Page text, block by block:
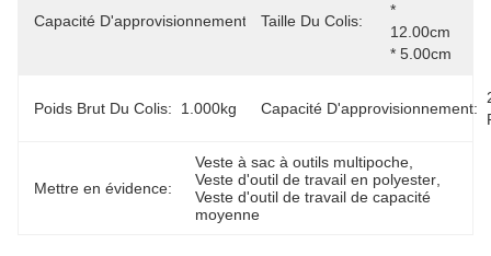
Capacité D'approvisionnement: 500000/an
Taille Du Colis:
*
12.00cm
* 5.00cm
Poids Brut Du Colis: 1.000kg Capacité D'approvisionnement:
Mettre en évidence:
Veste à sac à outils multipoche
Veste d'outil de travail en polyester
Veste d'outil de travail de capacité
moyenne